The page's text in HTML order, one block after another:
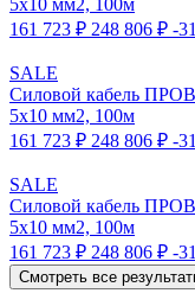
161 723 ₽ 248 806 ₽ -
SALE
Силовой кабель
5x10 мм2, 100м
161 723 ₽ 248 806 ₽ -
SALE
Силовой кабель
5x10 мм2, 100м
161 723 ₽ 248 806 ₽ -
Смотреть все